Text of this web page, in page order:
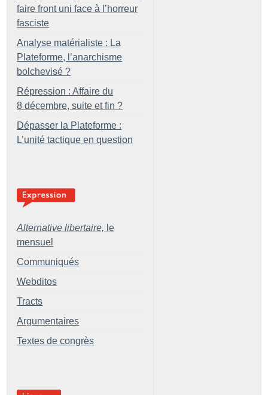
faire front uni face à l’horreur
fasciste
Analyse matérialiste : La
Plateforme, l’anarchisme
bolchevisé ?
Répression : Affaire du
8 décembre, suite et fin ?
Dépasser la Plateforme :
L’unité tactique en question
Alternative libertaire, le
mensuel
Communiqués
Webditos
Tracts
Argumentaires
Textes de congrès